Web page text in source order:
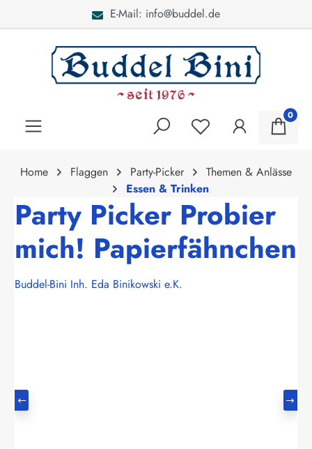
E-Mail: info@buddel.de
0
Home Flaggen Party-Picker
Themen & Anlässe
Essen & Trinken
Party Picker Probier
mich! Papierfähnchen
Buddel-Bini Inh. Eda Binikowski e.K.